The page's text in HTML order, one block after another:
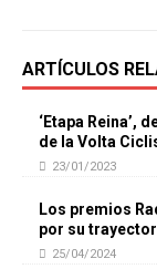
ARTÍCULOS
‘Etapa Reina’,
de la Volta
23/01/2023
Los premios
por su
25/04/2024